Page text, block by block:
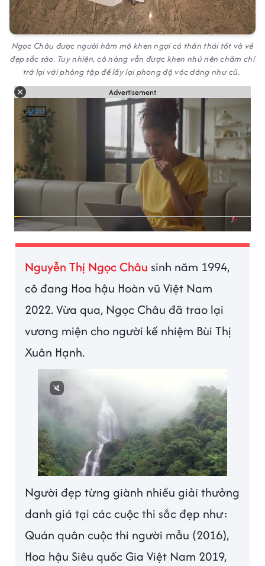
Ngọc Châu được người hâm mộ khen ngợi có thần thái tốt và vẻ
đẹp sắc sảo. Tuy nhiên, cô nàng vẫn được khen nhủ nên chăm chỉ
trở lại với phòng tập để lấy lại phong độ vóc dáng như cũ.
Advertisement
Nguyễn Thị Ngọc Châu sinh năm 1994,
cô đang Hoa hậu Hoàn vũ Việt Nam
2022. Vừa qua, Ngọc Châu đã trao lại
vương miện cho người kế nhiệm Bùi Thị
Xuân Hạnh.
Next video in 3 Cancel
Người đẹp từng giành nhiều giải thưởng
danh giá tại các cuộc thi sắc đẹp như:
Quán quân cuộc thi người mẫu (2016),
Hoa hậu Siêu quốc Gia Việt Nam 2019,